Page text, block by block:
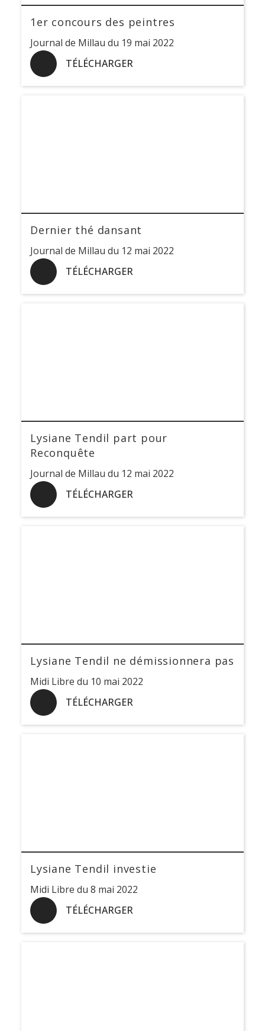
1er concours des peintres
Journal de Millau du 19 mai 2022
TÉLÉCHARGER
Dernier thé dansant
Journal de Millau du 12 mai 2022
TÉLÉCHARGER
Lysiane Tendil part pour
Reconquête
Journal de Millau du 12 mai 2022
TÉLÉCHARGER
Lysiane Tendil ne démissionnera pas
Midi Libre du 10 mai 2022
TÉLÉCHARGER
Lysiane Tendil investie
Midi Libre du 8 mai 2022
TÉLÉCHARGER